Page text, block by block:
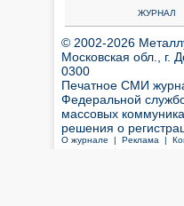
ЖУРНАЛ
© 2002-2026
Московская обл., г.
0300
Печатное СМИ
Федеральной
массовых
решения о
О журнале | Реклама |